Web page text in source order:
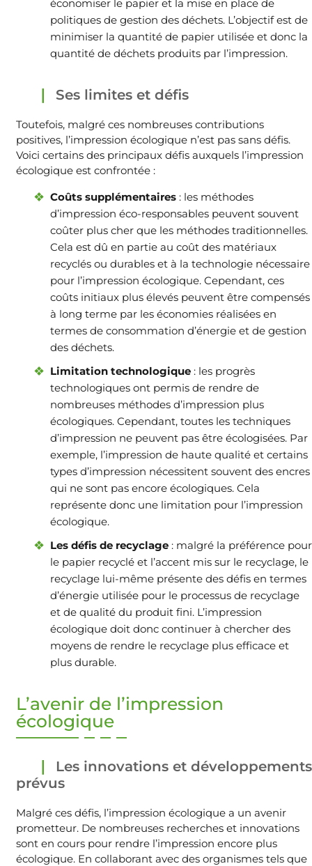
économiser le papier et la mise en place de
politiques de gestion des déchets. L’objectif est de
minimiser la quantité de papier utilisée et donc la
quantité de déchets produits par l’impression.
Ses limites et défis
Toutefois, malgré ces nombreuses contributions
positives, l’impression écologique n’est pas sans défis.
Voici certains des principaux défis auxquels l’impression
écologique est confrontée :
Coûts supplémentaires : les méthodes
d’impression éco-responsables peuvent souvent
coûter plus cher que les méthodes traditionnelles.
Cela est dû en partie au coût des matériaux
recyclés ou durables et à la technologie nécessaire
pour l’impression écologique. Cependant, ces
coûts initiaux plus élevés peuvent être compensés
à long terme par les économies réalisées en
termes de consommation d’énergie et de gestion
des déchets.
Limitation technologique : les progrès
technologiques ont permis de rendre de
nombreuses méthodes d’impression plus
écologiques. Cependant, toutes les techniques
d’impression ne peuvent pas être écologisées. Par
exemple, l’impression de haute qualité et certains
types d’impression nécessitent souvent des encres
qui ne sont pas encore écologiques. Cela
représente donc une limitation pour l’impression
écologique.
Les défis de recyclage : malgré la préférence pour
le papier recyclé et l’accent mis sur le recyclage, le
recyclage lui-même présente des défis en termes
d’énergie utilisée pour le processus de recyclage
et de qualité du produit fini. L’impression
écologique doit donc continuer à chercher des
moyens de rendre le recyclage plus efficace et
plus durable.
L’avenir de l’impression
écologique
Les innovations et développements
prévus
Malgré ces défis, l’impression écologique a un avenir
prometteur. De nombreuses recherches et innovations
sont en cours pour rendre l’impression encore plus
écologique. En collaborant avec des organismes tels que